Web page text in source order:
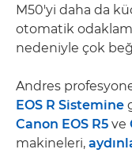
M50'yi daha da
otomatik
nedeniyle çok
Andres
EOS R Sistemine
Canon EOS R5 ve
makineleri,